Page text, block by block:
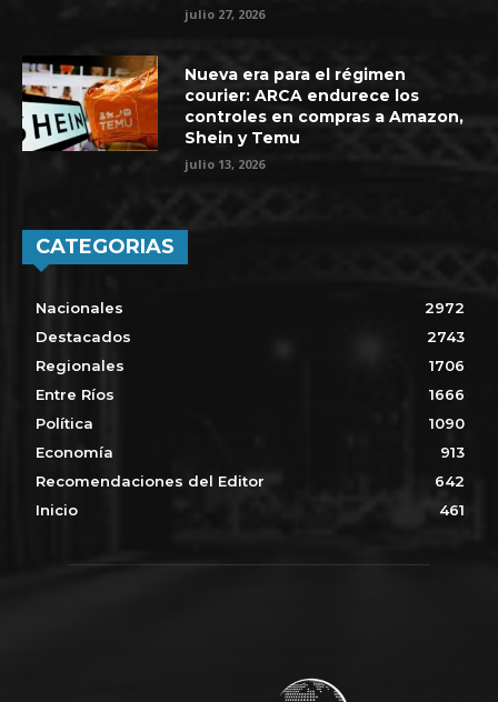
julio 27, 2026
Nueva era para el régimen
courier: ARCA endurece los
controles en compras a Amazon,
Shein y Temu
julio 13, 2026
CATEGORIAS
Nacionales
2972
Destacados
2743
Regionales
1706
Entre Ríos
1666
Política
1090
Economía
913
Recomendaciones del Editor
642
Inicio
461